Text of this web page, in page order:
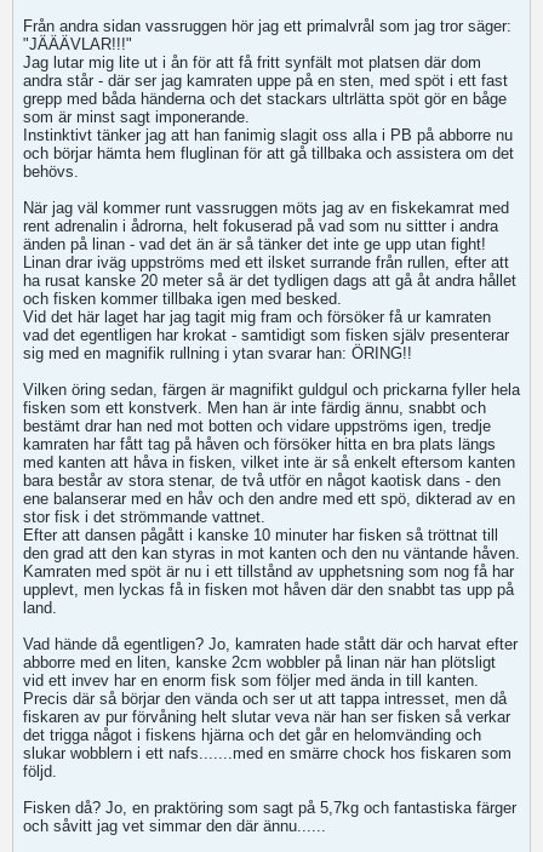
Från andra sidan vassruggen hör jag ett primalvrål som jag tror säger:
"JÄÄÄVLAR!!!"
Jag lutar mig lite ut i ån för att få fritt synfält mot platsen där dom
andra står - där ser jag kamraten uppe på en sten, med spöt i ett fast
grepp med båda händerna och det stackars ultrlätta spöt gör en båge
som är minst sagt imponerande.
Instinktivt tänker jag att han fanimig slagit oss alla i PB på abborre nu
och börjar hämta hem fluglinan för att gå tillbaka och assistera om det
behövs.
När jag väl kommer runt vassruggen möts jag av en fiskekamrat med
rent adrenalin i ådrorna, helt fokuserad på vad som nu sittter i andra
änden på linan - vad det än är så tänker det inte ge upp utan fight!
Linan drar iväg uppströms med ett ilsket surrande från rullen, efter att
ha rusat kanske 20 meter så är det tydligen dags att gå åt andra hållet
och fisken kommer tillbaka igen med besked.
Vid det här laget har jag tagit mig fram och försöker få ur kamraten
vad det egentligen har krokat - samtidigt som fisken själv presenterar
sig med en magnifik rullning i ytan svarar han: ÖRING!!
Vilken öring sedan, färgen är magnifikt guldgul och prickarna fyller hela
fisken som ett konstverk. Men han är inte färdig ännu, snabbt och
bestämt drar han ned mot botten och vidare uppströms igen, tredje
kamraten har fått tag på håven och försöker hitta en bra plats längs
med kanten att håva in fisken, vilket inte är så enkelt eftersom kanten
bara består av stora stenar, de två utför en något kaotisk dans - den
ene balanserar med en håv och den andre med ett spö, dikterad av en
stor fisk i det strömmande vattnet.
Efter att dansen pågått i kanske 10 minuter har fisken så tröttnat till
den grad att den kan styras in mot kanten och den nu väntande håven.
Kamraten med spöt är nu i ett tillstånd av upphetsning som nog få har
upplevt, men lyckas få in fisken mot håven där den snabbt tas upp på
land.
Vad hände då egentligen? Jo, kamraten hade stått där och harvat efter
abborre med en liten, kanske 2cm wobbler på linan när han plötsligt
vid ett invev har en enorm fisk som följer med ända in till kanten.
Precis där så börjar den vända och ser ut att tappa intresset, men då
fiskaren av pur förvåning helt slutar veva när han ser fisken så verkar
det trigga något i fiskens hjärna och det går en helomvänding och
slukar wobblern i ett nafs.......med en smärre chock hos fiskaren som
följd.
Fisken då? Jo, en praktöring som sagt på 5,7kg och fantastiska färger
och såvitt jag vet simmar den där ännu......